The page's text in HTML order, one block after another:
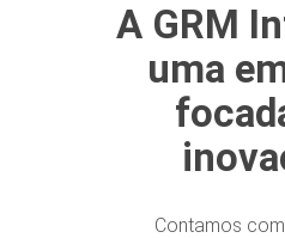
A GRM
uma
Contamos